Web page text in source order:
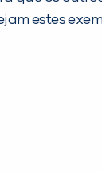
estes